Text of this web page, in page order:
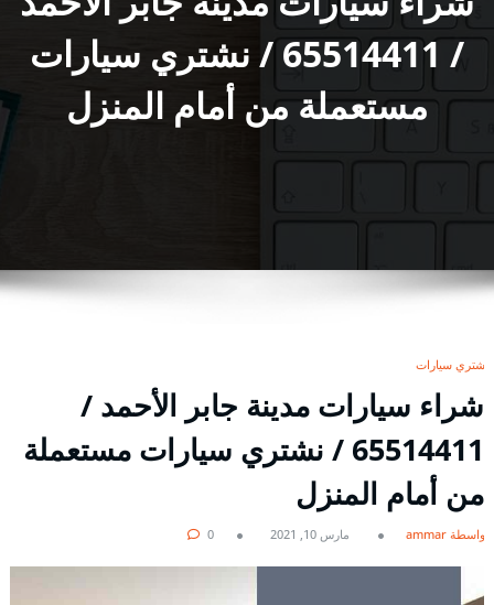
/ 65514411 / نشتري سيارات
مستعملة من أمام المنزل
نشتري سيارات
شراء سيارات مدينة جابر الأحمد /
65514411 / نشتري سيارات مستعملة
من أمام المنزل
بواسطة ammar مارس 10, 2021 0